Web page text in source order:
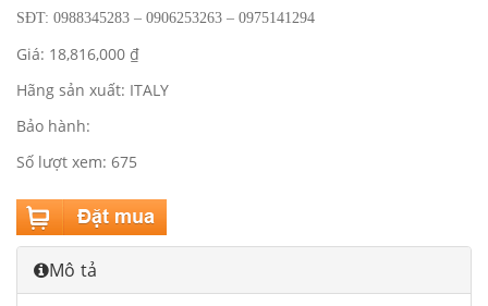
SĐT: 0988345283 – 0906253263 – 0975141294
Giá: 18,816,000 ₫
Hãng sản xuất: ITALY
Bảo hành:
Số lượt xem: 675
Mô tả